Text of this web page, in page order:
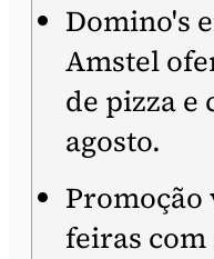
Domino's
Amstel
de pizza e
agosto.
Promoção
feiras com